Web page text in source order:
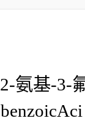
氨基-3-